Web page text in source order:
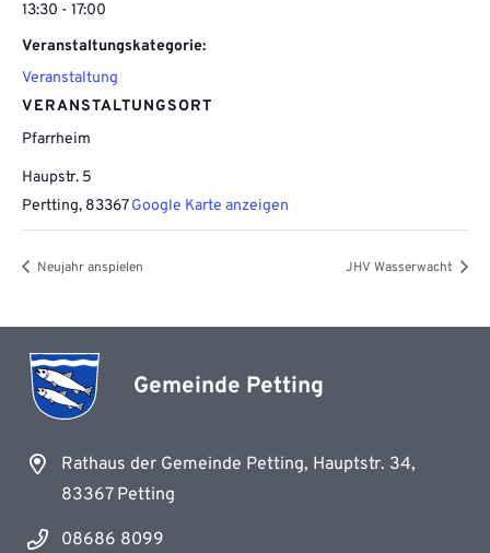
13:30 - 17:00
Veranstaltungskategorie:
Veranstaltung
VERANSTALTUNGSORT
Pfarrheim
Haupstr. 5
Pertting, 83367 Google Karte anzeigen
Neujahr anspielen JHV Wasserwacht
Gemeinde Petting
Rathaus der Gemeinde Petting, Hauptstr. 34,
83367 Petting
08686 8099